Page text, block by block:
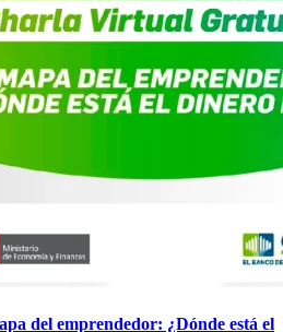
del emprendedor: ¿Dónde está el